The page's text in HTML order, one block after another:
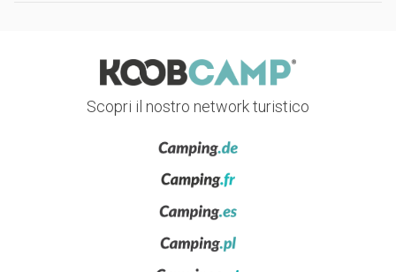
Scopri il nostro network turistico